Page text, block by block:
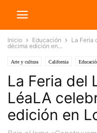
Inicio Educación
La Feria
décima edición en...
Arte y cultura California
La Feria del
LéaLA
edición en